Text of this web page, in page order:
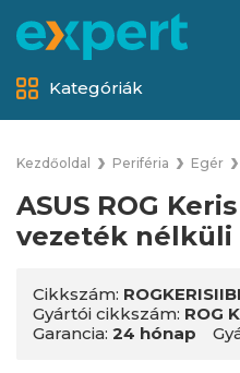
Kategóriák
Kezdőoldal Periféria Egér
ASUS ROG
vezeték nélküli
Cikkszám:
Gyártói cikkszám: ROG
Garancia: 24 hónap